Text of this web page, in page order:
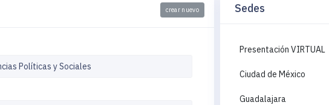
crear nuevo Sedes
Presentación VIRTUAL
Ciudad de México
Guadalajara